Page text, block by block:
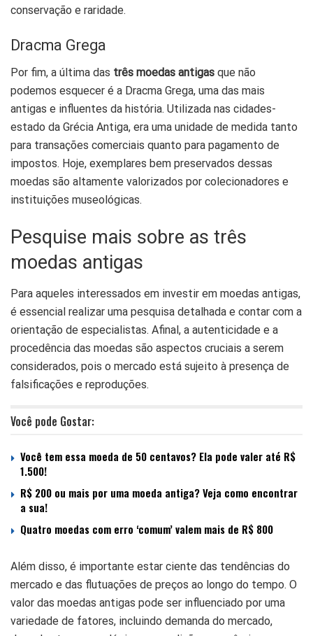
conservação e raridade.
Dracma Grega
Por fim, a última das três moedas antigas que não
podemos esquecer é a Dracma Grega, uma das mais
antigas e influentes da história. Utilizada nas cidades-
estado da Grécia Antiga, era uma unidade de medida tanto
para transações comerciais quanto para pagamento de
impostos. Hoje, exemplares bem preservados dessas
moedas são altamente valorizados por colecionadores e
instituições museológicas.
Pesquise mais sobre as três
moedas antigas
Para aqueles interessados em investir em moedas antigas,
é essencial realizar uma pesquisa detalhada e contar com a
orientação de especialistas. Afinal, a autenticidade e a
procedência das moedas são aspectos cruciais a serem
considerados, pois o mercado está sujeito à presença de
falsificações e reproduções.
Você pode Gostar:
Você tem essa moeda de 50 centavos? Ela pode valer até R$
1.500!
R$ 200 ou mais por uma moeda antiga? Veja como encontrar
a sua!
Quatro moedas com erro ‘comum’ valem mais de R$ 800
Além disso, é importante estar ciente das tendências do
mercado e das flutuações de preços ao longo do tempo. O
valor das moedas antigas pode ser influenciado por uma
variedade de fatores, incluindo demanda do mercado,